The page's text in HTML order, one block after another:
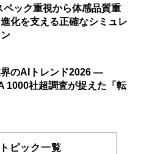
ペック重視から体感品質重
化を支える正確なシミュレ
のAIトレンド2026 ―
1000社超調査が捉えた「転
ピック一覧